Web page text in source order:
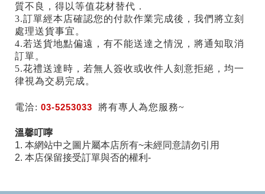
質不良，得以等值花材替代．
3.訂單經本店確認您的付款作業完成後，我們將立刻
處理送貨事宜。
4.若送貨地點偏遠，有不能送達之情況，將通知取消
訂單。
5.花禮送達時，若無人簽收或收件人刻意拒絕，均一
律視為交易完成。
電洽:03-5253033 將有專人為您服務~
溫馨叮嚀
1. 本網站中之圖片屬本店所有~未經同意請勿引用
2. 本店保留接受訂單與否的權利-